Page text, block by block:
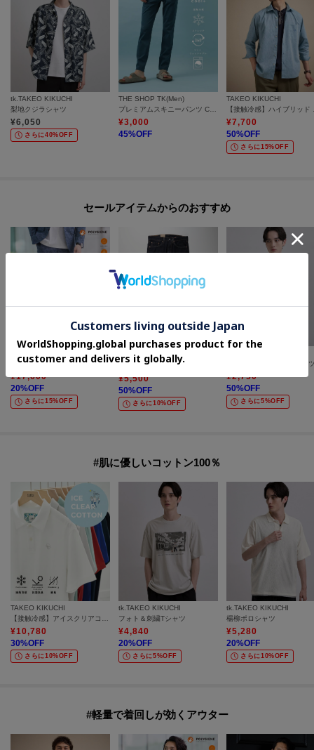
tk.TAKEO KIKUCHI
梨地クジラシャツ
¥6,050
さらに40%OFF
THE SHOP TK(Men)
¥3,000
45%OFF
TAKEO KIKUCHI
¥7,700
50%OFF
さらに15%OFF
セールアイテムからのおすすめ
【抗菌防臭】COOL DOTS（R）ドビープリント パンツ
¥17,600
20%OFF
さらに15%OFF
Right-on（MEN）
¥5,500
50%OFF
さらに10%OFF
USAコットンバレルTシャ
¥2,750
50%OFF
さらに5%OFF
#肌に優しいコットン100％
TAKEO KIKUCHI
¥10,780
30%OFF
さらに10%OFF
tk.TAKEO KIKUCHI
フォト＆刺繍Tシャツ
¥4,840
20%OFF
さらに5%OFF
tk.TAKEO KIKUCHI
楊柳ポロシャツ
¥5,280
20%OFF
さらに10%OFF
#軽量で着回しが効くアウター